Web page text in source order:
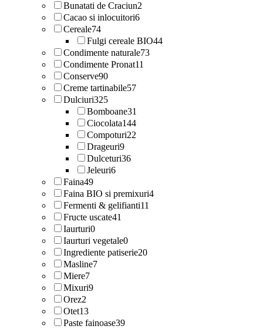
Bunatati de Craciun2
Cacao si inlocuitori6
Cereale74
Fulgi cereale BIO44
Condimente naturale73
Condimente Pronat11
Conserve90
Creme tartinabile57
Dulciuri325
Bomboane31
Ciocolata144
Compoturi22
Drageuri9
Dulceturi36
Jeleuri6
Faina49
Faina BIO si premixuri4
Fermenti & gelifianti11
Fructe uscate41
Iaurturi0
Iaurturi vegetale0
Ingrediente patiserie20
Masline7
Miere7
Mixuri9
Orez2
Otet13
Paste fainoase39